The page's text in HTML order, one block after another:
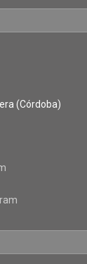
(Córdoba)